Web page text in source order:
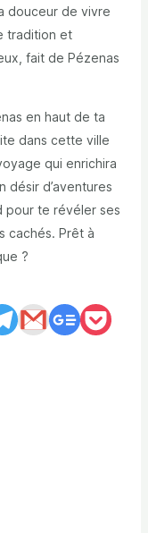
douceur de vivre
tradition et
fait de Pézenas
en haut de ta
dans cette ville
qui enrichira
désir d’aventures
pour te révéler ses
cachés. Prêt à
?